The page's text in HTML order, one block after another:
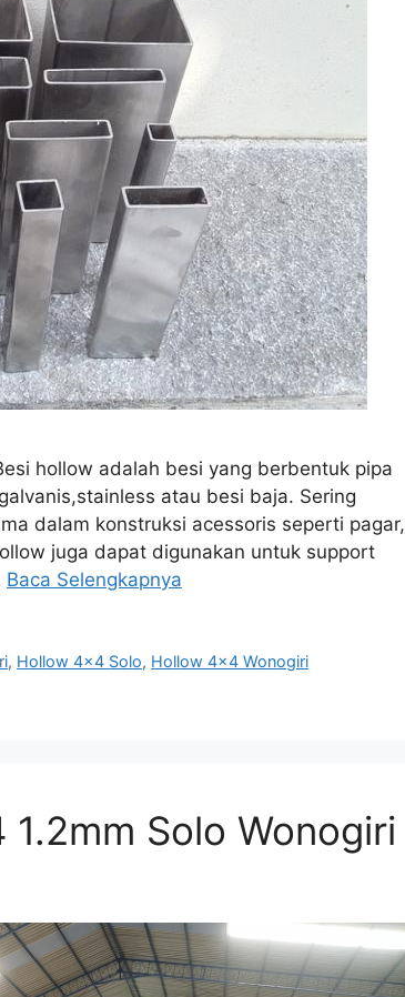
hollow adalah besi yang berbentuk pipa
atau besi baja. Sering
dalam konstruksi acessoris seperti pagar,
juga dapat digunakan untuk support
Baca Selengkapnya
, Hollow 4x4 Solo, Hollow 4x4 Wonogiri
Solo Wonogiri